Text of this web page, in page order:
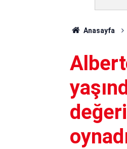
Anasayfa